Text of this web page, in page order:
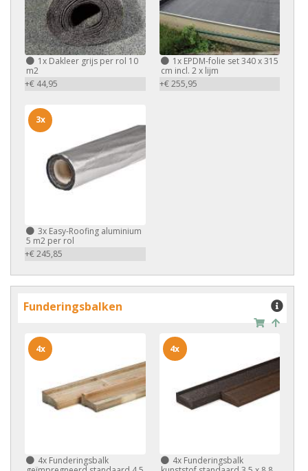
1x Dakleer grijs per rol 10
m2
+€ 44,95
1xEPDM-folie set 340 x 315
cm incl. 2 x lijm
+€ 255,95
3x Easy-Roofing aluminium
5 m2 per rol
+€ 245,85
3x
Funderingsbalken
4x Funderingsbalk
4x
4xFunderingsbalk
4x